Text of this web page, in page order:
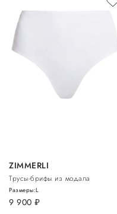
ZIMMERLI
Трусы-брифы из модала
9 900 руб.
Размеры:L